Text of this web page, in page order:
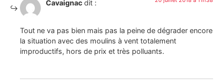
Cavaignac dit :
Tout ne va pas bien mais pas la peine de dégrader encore
la situation avec des moulins à vent totalement
improductifs, hors de prix et très polluants.